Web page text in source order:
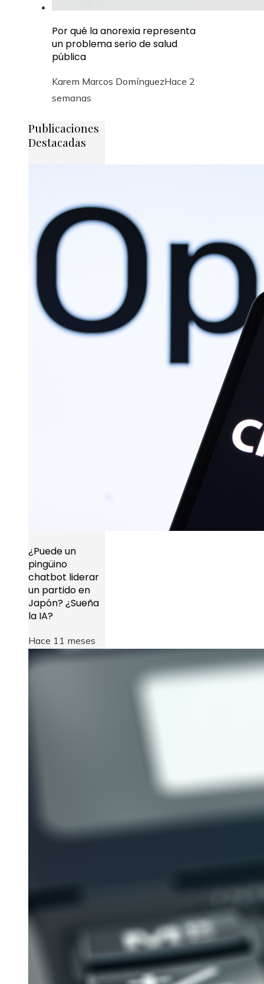
Por qué la anorexia representa
un problema serio de salud
pública
Karem Marcos DomínguezHace 2
semanas
Publicaciones
Destacadas
¿Puede un
pingüino
chatbot liderar
un partido en
Japón? ¿Sueña
la IA?
Hace 11 meses